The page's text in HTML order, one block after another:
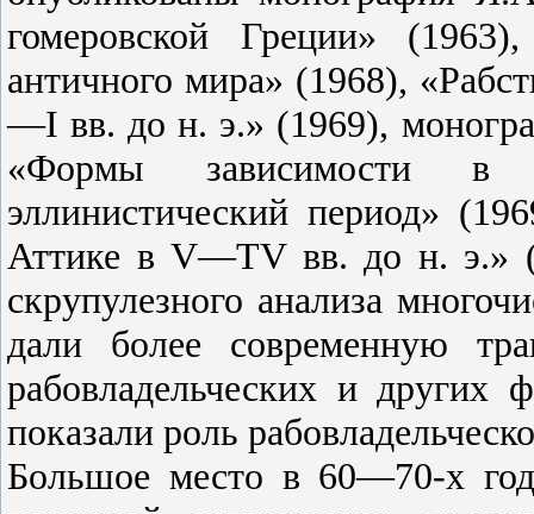
гомеровской Греции»
античного мира» (1968),
—I вв. до н. э.» (1969),
«Формы зависимости в
эллинистический период»
Аттике в V—TV вв. до н. э.»
скрупулезного анализа
дали более современную
рабовладельческих и других
показали роль
Большое место в 60—70-х